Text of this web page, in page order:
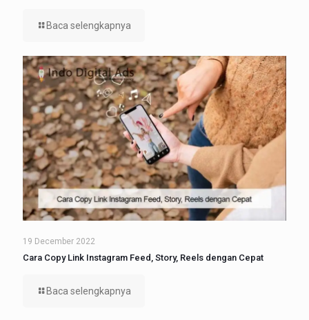
Baca selengkapnya
19 December 2022
Cara Copy Link Instagram Feed, Story, Reels dengan Cepat
Baca selengkapnya